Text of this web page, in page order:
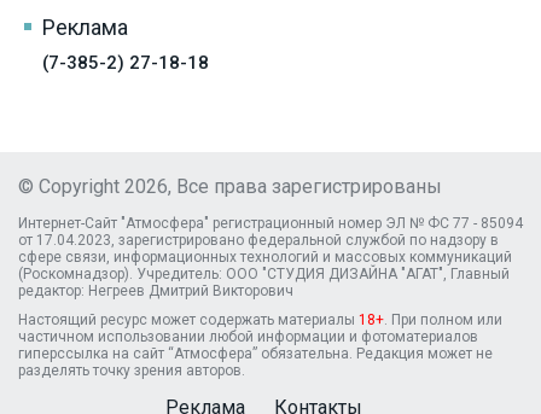
Реклама
(7-385-2) 27-18-18
© Copyright 2026, Все права зарегистрированы
Интернет-Сайт "Атмосфера" регистрационный номер ЭЛ № ФС 77 - 85094
от 17.04.2023, зарегистрировано федеральной службой по надзору в
сфере связи, информационных технологий и массовых коммуникаций
(Роскомнадзор). Учредитель: ООО "СТУДИЯ ДИЗАЙНА "АГАТ", Главный
редактор: Негреев Дмитрий Викторович
Настоящий ресурс может содержать материалы 18+ . При полном или
частичном использовании любой информации и фотоматериалов
гиперссылка на сайт “Атмосфера” обязательна. Редакция может не
разделять точку зрения авторов.
Реклама Контакты